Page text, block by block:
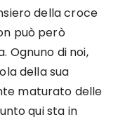
della croce
può però
Ognuno di noi,
della sua
maturato delle
qui sta in